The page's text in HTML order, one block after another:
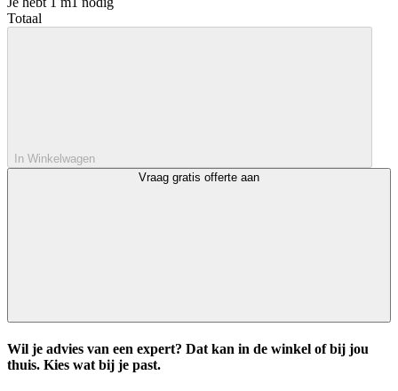
Totaal
In Winkelwagen
Vraag gratis offerte aan
Wil je advies van een expert? Dat kan in de winkel of bij jou
thuis. Kies wat bij je past.